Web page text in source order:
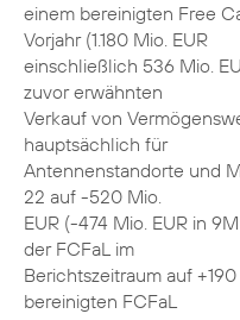
einem bereinigten Free
Vorjahr (1.180 Mio. EUR
einschließlich 536 Mio.
zuvor erwähnten
Verkauf von
hauptsächlich für
Antennenstandorte und
22 auf -520 Mio.
EUR (-474 Mio. EUR in
der FCFaL im
Berichtszeitraum auf
bereinigten FCFaL